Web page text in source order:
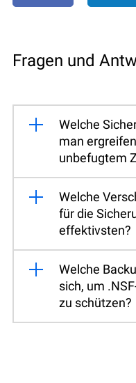
Fragen und
Welche
man
unbefugtem
Welche
für die
effektivsten?
Welche
sich, um
zu schützen?